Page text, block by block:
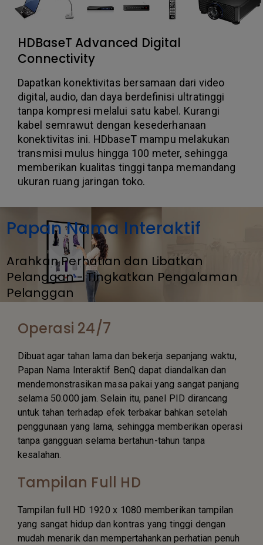
HDBaseT Advanced Digital
Connectivity
Dapatkan konektivitas bersamaan dari video
digital, audio, dan daya berdefinisi ultratinggi
tanpa kompresi melalui satu kabel. Kurangi
kabel semrawut dengan kesederhanaan
konektivitas ini. HDbaseT mampu melakukan
transmisi mulus hingga 100 meter, sehingga
memberikan kualitas tinggi tanpa memandang
ukuran ruang jaringan toko.
Papan Nama Interaktif
Arahkan Perhatian dan Libatkan
Pelanggan - Tingkatkan Pengalaman
Pelanggan
Operasi 24/7
Dibuat agar tahan lama dan bekerja sepanjang waktu,
Papan Nama Interaktif BenQ dapat diandalkan dan
mendemonstrasikan masa pakai yang sangat panjang
selama 50.000 jam. Selain itu, panel PID dirancang
untuk tahan terhadap efek terbakar bahkan setelah
penggunaan yang lama, sehingga memberikan operasi
tanpa gangguan selama bertahun-tahun tanpa
kesalahan.
Tampilan Full HD
Tampilan full HD 1920 x 1080 memberikan tampilan
yang sangat hidup dan kontras yang tinggi dengan
mudah menarik dan mempertahankan perhatian penuh